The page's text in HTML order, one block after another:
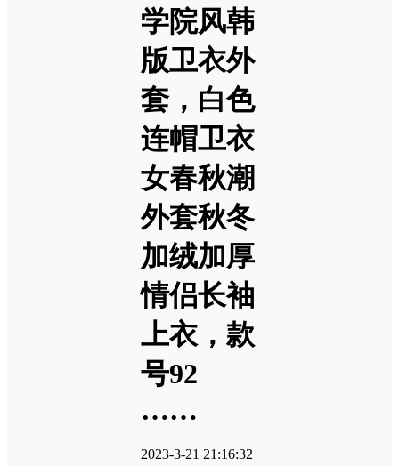
学院风韩
版卫衣外
套，白色
连帽卫衣
女春秋潮
外套秋冬
加绒加厚
情侣长袖
上衣，款
号92
……
2023-3-21 21:16:32